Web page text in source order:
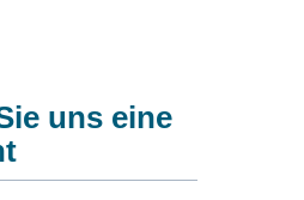
uns eine